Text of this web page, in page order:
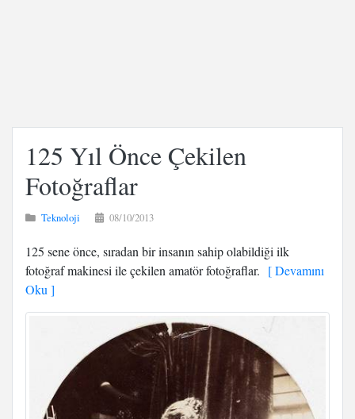
125 Yıl Önce Çekilen
Fotoğraflar
Teknoloji 08/10/2013
125 sene önce, sıradan bir insanın sahip olabildiği ilk
fotoğraf makinesi ile çekilen amatör fotoğraflar. [ Devamını
Oku ]